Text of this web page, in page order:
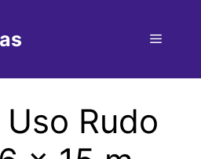
Menú
Rudo